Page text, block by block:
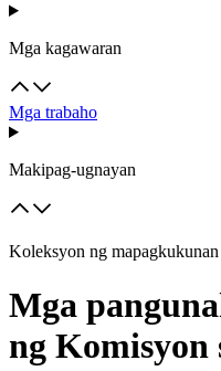
Mga kagawaran
Mga trabaho
Makipag-ugnayan
Koleksyon ng mapagkukunan
Mga
ng Komisyon